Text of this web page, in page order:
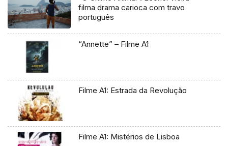
filma drama carioca com travo
português
“Annette” – Filme A1
Filme A1: Estrada da Revolução
Filme A1: Mistérios de Lisboa